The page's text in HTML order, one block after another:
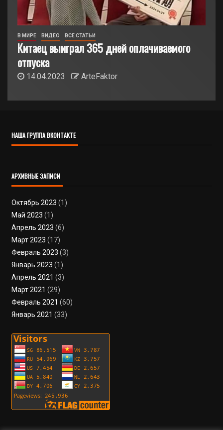
В МИРЕ ВИДЕО ВСЕ СТАТЬИ
Китаец выиграл 365 дней оплачиваемого
отпуска
14.04.2023 ArteFaktor
НАША ГРУППА ВКОНТАКТЕ
АРХИВНЫЕ ЗАПИСИ
Октябрь 2023 (1)
Май 2023 (1)
Апрель 2023 (6)
Март 2023 (17)
Февраль 2023 (3)
Январь 2023 (1)
Апрель 2021 (3)
Март 2021 (29)
Февраль 2021 (60)
Январь 2021 (33)